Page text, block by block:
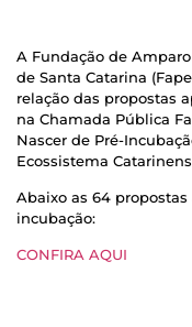
A Fundação de
de Santa Catarina
relação das propostas
na Chamada Pública
Nascer de Pré-
Ecossistema
Abaixo as 64
incubação:
CONFIRA AQUI